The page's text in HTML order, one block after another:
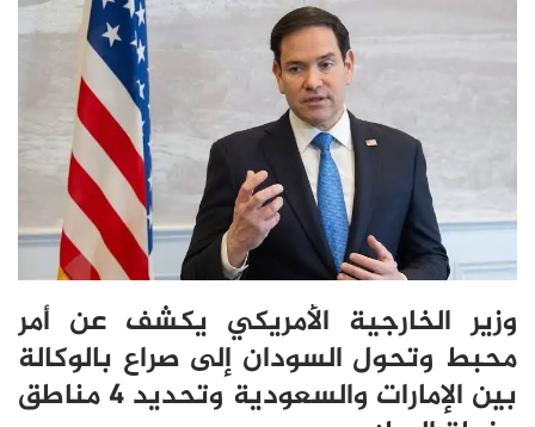
وزير الخارجية الأمريكي يكشف عن أمر
محبط وتحول السودان إلى صراع بالوكالة
بين الإمارات والسعودية وتحديد 4 مناطق